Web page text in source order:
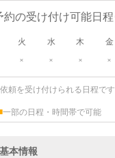
約の受け付け可能日程
火
×
水
×
木
×
金
×
頼を受け付けられる日程です
一部の日程・時間帯で可能
本情報